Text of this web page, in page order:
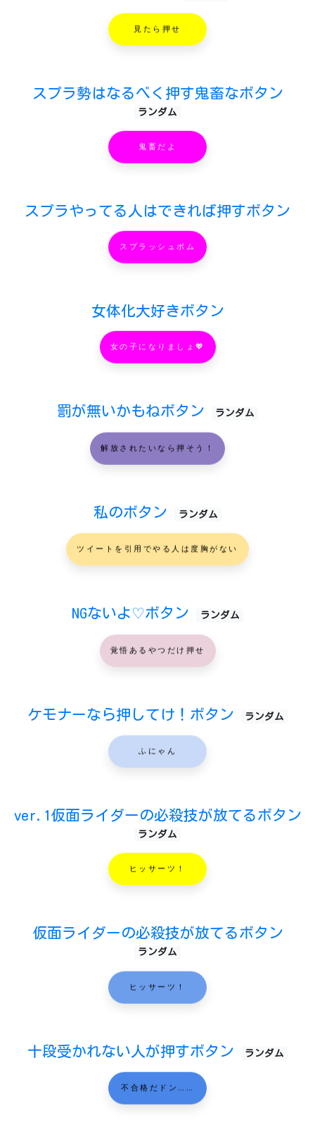
見たら押せ
スプラ勢はなるべく押す鬼畜なボタン
ランダム
鬼畜だよ
スプラやってる人はできれば押すボタン
スプラッシュボム
女体化大好きボタン
女の子になりましょ💖
罰が無いかもねボタン ランダム
解放されたいなら押そう！
私のボタン ランダム
ツイートを引用でやる人は度胸がない
NGないよ♡ボタン ランダム
覚悟あるやつだけ押せ
ケモナーなら押してけ！ボタン ランダム
ふにゃん
ver.1仮面ライダーの必殺技が放てるボタン
ランダム
ヒッサーツ！
仮面ライダーの必殺技が放てるボタン
ランダム
ヒッサーツ！
十段受かれない人が押すボタン ランダム
不合格だドン……